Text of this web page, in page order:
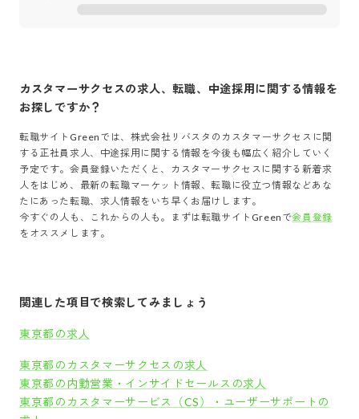
カスタマーサクセスの求人、転職、中途採用に関する情報を
お探しですか？
転職サイトGreenでは、 株式会社リバスタ の カスタマーサクセス に関
する正社員求人、中途採用に関する情報を今後も幅広く紹介していく
予定です。会員登録いただくと、
カスタマーサクセス に関する新着求
人をはじめ、最新の転職マーケット情報、転職に役立つ情報などあな
たにあった転職、求人情報をいち早くお届けします。
今すぐの人も、これからの人も。まずは転職サイトGreenで会員登録
をオススメします。
関連した項目で検索してみましょう
東京都の求人
東京都のカスタマーサクセスの求人
東京都の内勤営業・インサイドセールスの求人
東京都のカスタマーサービス（CS）・ユーザーサポートの